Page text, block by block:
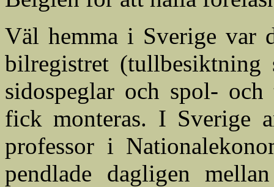
Väl hemma i Sverige var
bilregistret
sidospeglar och spol-
fick monteras. I Sverige
professor i
pendlade dagligen